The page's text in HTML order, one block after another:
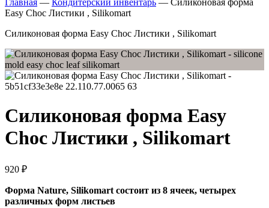
Главная — Кондитерский инвентарь — Силиконовая форма
Easy Choc Листики , Silikomart
Силиконовая форма Easy Choc Листики , Silikomart
Силиконовая форма Easy
Choc Листики , Silikomart
920 ₽
Форма Nature, Silikomart состоит из 8 ячеек, четырех
различных форм листьев